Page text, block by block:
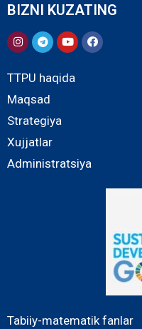
BIZNI KUZATING
TTPU haqida
Maqsad
Strategiya
Xujjatlar
Administratsiya
Tabiiy-matematik fanlar